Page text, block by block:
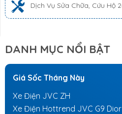
Sửa Chữa, Cứu Hộ 24/7
DANH MỤC NỔI BẬT
Giá Sốc Tháng Này
Xe Điện JVC ZH
Xe Điện Hottrend JVC G9 Dior